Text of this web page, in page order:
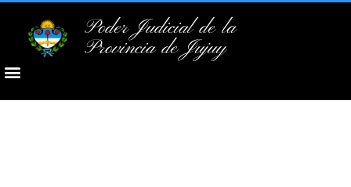
Poder Judicial de la
Provincia de Jujuy